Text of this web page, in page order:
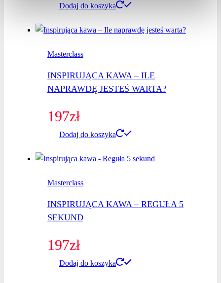
Dodaj do koszyka
Masterclass
INSPIRUJĄCA KAWA – ILE
NAPRAWDĘ JESTEŚ WARTA?
197zł
Dodaj do koszyka
Masterclass
INSPIRUJĄCA KAWA – REGUŁA 5
SEKUND
197zł
Dodaj do koszyka